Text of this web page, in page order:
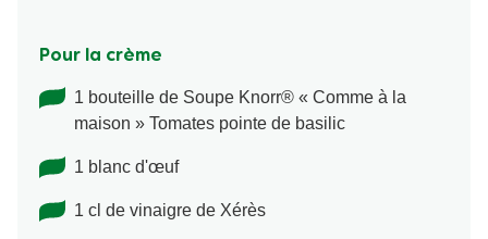
Pour la crème
1 bouteille de Soupe Knorr® « Comme à la
maison » Tomates pointe de basilic
1 blanc d'œuf
1 cl de vinaigre de Xérès